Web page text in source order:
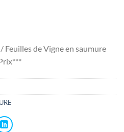
Feuilles de Vigne en saumure